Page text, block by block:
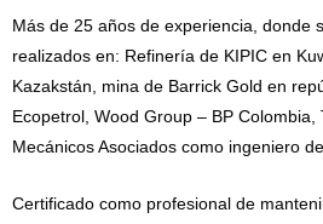
Más de 25 años de experiencia, donde
realizados en: Refinería de KIPIC en
Kazakstán, mina de Barrick Gold en
Ecopetrol, Wood Group – BP Colombia,
Mecánicos Asociados como ingeniero
Certificado como profesional de